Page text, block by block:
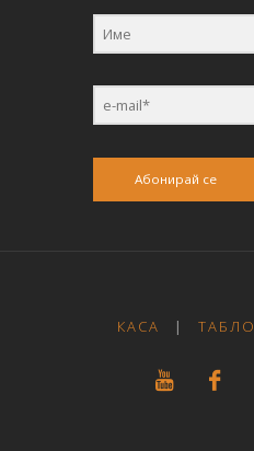
Абонирай се
КАСА | ТАБЛО